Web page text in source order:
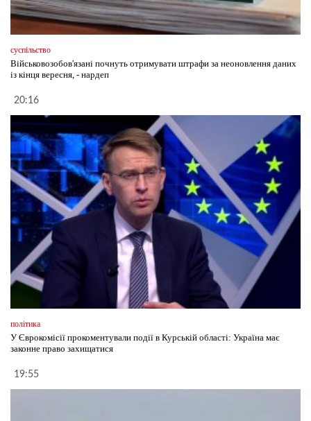
суспільство
Військовозобов'язані почнуть отримувати штрафи за неоновлення даних
із кінця вересня, - нардеп
20:16
політика
У Єврокомісії прокоментували події в Курській області: Україна має
законне право захищатися
19:55